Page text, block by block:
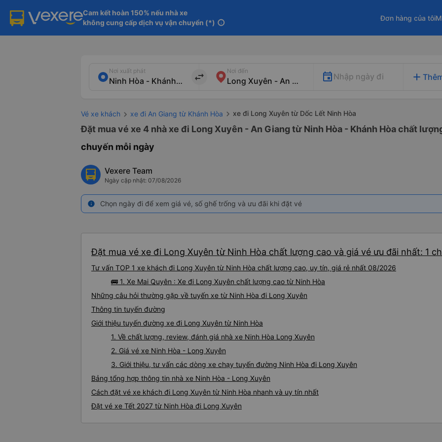
Cam kết hoàn 150% nếu nhà xe
không cung cấp dịch vụ vận chuyển (*) info
Đơn hàng của tôi
Nơi xuất phát
import_export
Nơi đến
Nhập ngày đi add
Vé xe khách xe đi An Giang từ Khánh Hòa xe đi Long Xuyên từ Dốc Lết Ninh Hòa
Đặt mua vé xe 4 nhà xe đi Long Xuyên - An Giang từ Ninh Hòa - Khánh Hòa chất
chuyến mỗi ngày
Vexere Team
Ngày cập nhật: 07/08/2026
info Chọn ngày đi để xem giá vé, số ghế trống và ưu đãi khi đặt vé
Đặt mua vé xe đi Long Xuyên từ Ninh Hòa chất lượng cao và giá vé ưu đãi nhất: 1
Tư vấn TOP 1 xe khách đi Long Xuyên từ Ninh Hòa chất lượng cao, uy tín, giá rẻ nhất 08/2026
🚌 1. Xe Mai Quyên : Xe đi Long Xuyên chất lượng cao từ Ninh Hòa
Những câu hỏi thường gặp về tuyến xe từ Ninh Hòa đi Long Xuyên
Thông tin tuyến đường
Giới thiệu tuyến đường xe đi Long Xuyên từ Ninh Hòa
1. Về chất lượng, review, đánh giá nhà xe Ninh Hòa Long Xuyên
2. Giá vé xe Ninh Hòa - Long Xuyên
3. Giới thiệu, tư vấn các dòng xe chạy tuyến đường Ninh Hòa đi Long Xuyên
Bảng tổng hợp thông tin nhà xe Ninh Hòa - Long Xuyên
Cách đặt vé xe khách đi Long Xuyên từ Ninh Hòa nhanh và uy tín nhất
Đặt vé xe Tết 2027 từ Ninh Hòa đi Long Xuyên